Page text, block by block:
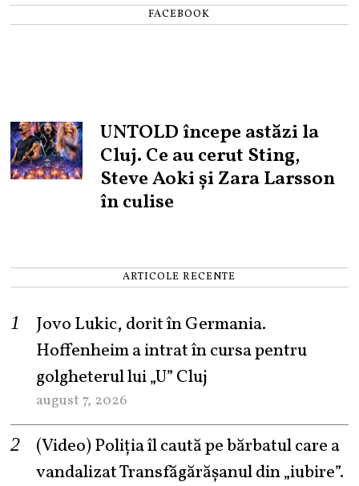
FACEBOOK
UNTOLD începe astăzi la
Cluj. Ce au cerut Sting,
Steve Aoki și Zara Larsson
în culise
ARTICOLE RECENTE
Jovo Lukic, dorit în Germania.
Hoffenheim a intrat în cursa pentru
golgheterul lui „U” Cluj
august 7, 2026
(Video) Poliția îl caută pe bărbatul care a
vandalizat Transfăgărășanul din „iubire”.